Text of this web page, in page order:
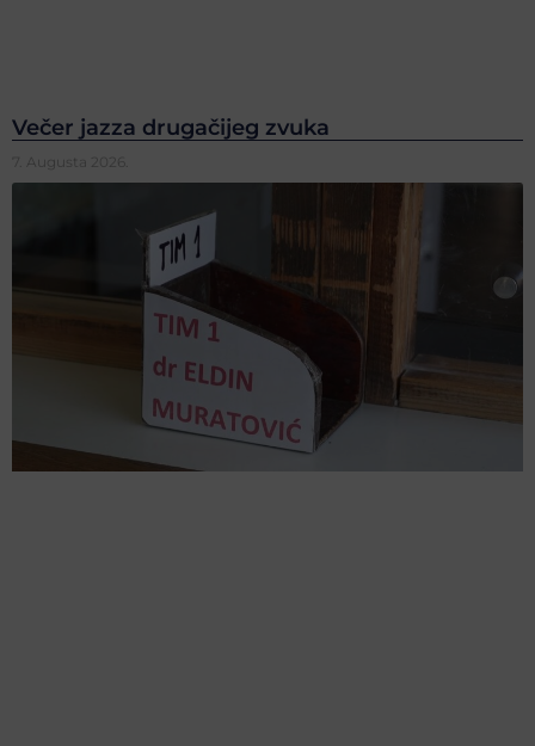
Večer jazza drugačijeg zvuka
7. Augusta 2026.